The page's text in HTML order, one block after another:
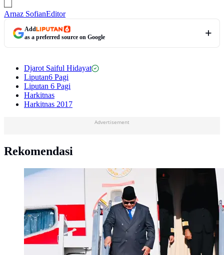
Arnaz SofianEditor
Add
as a preferred source on Google
Djarot Saiful Hidayat
Liputan6 Pagi
Liputan 6 Pagi
Harkitnas
Harkitnas 2017
Advertisement
Rekomendasi